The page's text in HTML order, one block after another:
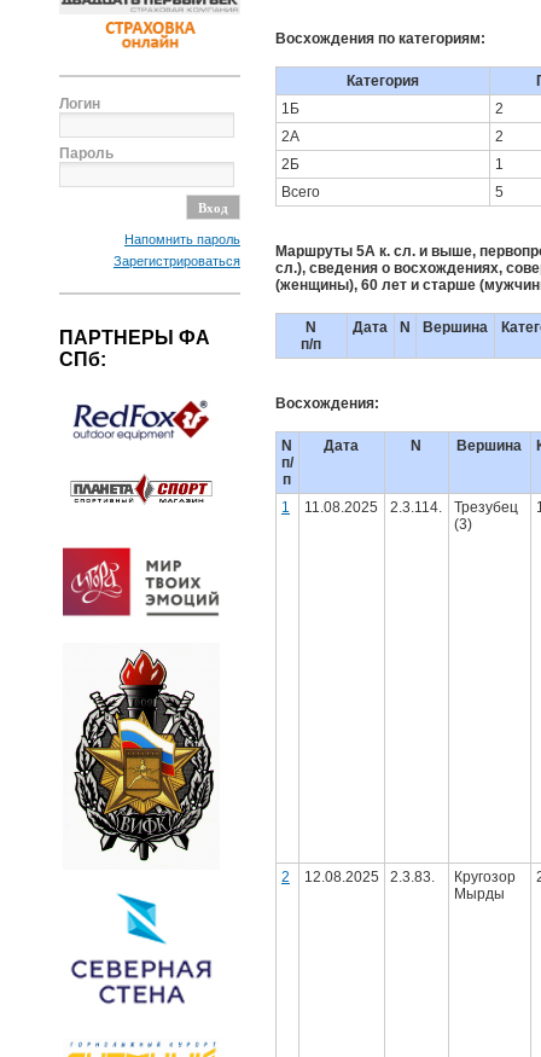
Логин
Пароль
Напомнить пароль
Зарегистрироваться
ПАРТНЕРЫ ФА
СПб:
Восхождения по категориям:
Категория
1Б
2
2А
2
2Б
1
Всего
5
Маршруты 5А к. сл. и выше,
сл.), сведения о восхождениях,
(женщины), 60 лет и старше
N
п/п
Дата N Вершина
Восхождения:
N
п/
п
Дата N Вершина
1 11.08.2025 2.3.114.
Трезубец
(3)
2 12.08.2025 2.3.83.
Кругозор
Мырды